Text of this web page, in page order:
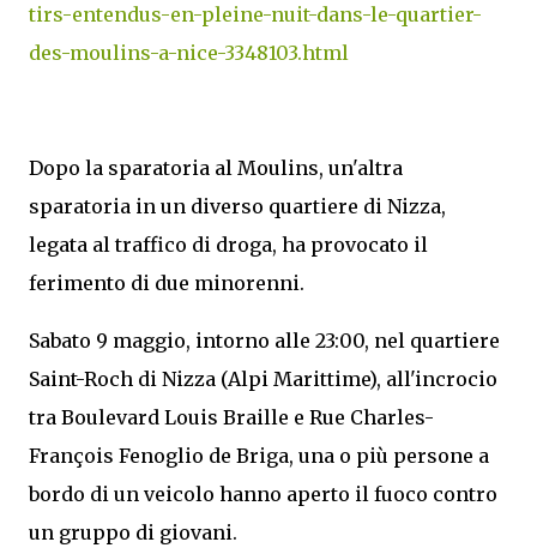
tirs-entendus-en-pleine-nuit-dans-le-quartier-
des-moulins-a-nice-3348103.html
Dopo la sparatoria al Moulins, un'altra
sparatoria in un diverso quartiere di Nizza,
legata al traffico di droga, ha provocato il
ferimento di due minorenni.
Sabato 9 maggio, intorno alle 23:00, nel quartiere
Saint-Roch di Nizza (Alpi Marittime), all'incrocio
tra Boulevard Louis Braille e Rue Charles-
François Fenoglio de Briga, una o più persone a
bordo di un veicolo hanno aperto il fuoco contro
un gruppo di giovani.